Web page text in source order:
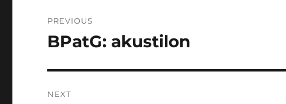
navigation
PREVIOUS
Previous
BPatG: akustilon
NEXT